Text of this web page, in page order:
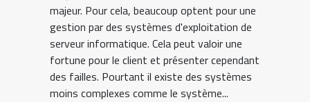
majeur. Pour cela, beaucoup optent pour une
gestion par des systèmes d'exploitation de
serveur informatique. Cela peut valoir une
fortune pour le client et présenter cependant
des failles. Pourtant il existe des systèmes
moins complexes comme le système...